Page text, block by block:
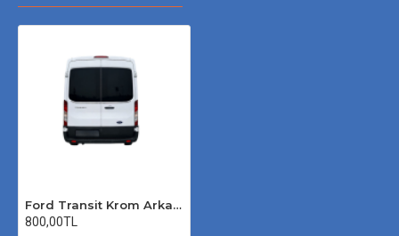
Ford Transit Krom Arka Cam Alt Çıtası 2014-2026 Uyumlu
800,00TL